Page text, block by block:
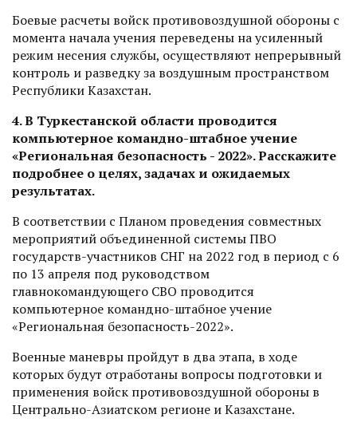
Боевые расчеты войск противовоздушной обороны с
момента начала учения переведены на усиленный
режим несения службы, осуществляют непрерывный
контроль и разведку за воздушным пространством
Республики Казахстан.
4. В Туркестанской области проводится
компьютерное командно-штабное учение
«Региональная безопасность - 2022». Расскажите
подробнее о целях, задачах и ожидаемых
результатах.
В соответствии с Планом проведения совместных
мероприятий объединенной системы ПВО
государств-участников СНГ на 2022 год в период с 6
по 13 апреля под руководством
главнокомандующего СВО проводится
компьютерное командно-штабное учение
«Региональная безопасность-2022».
Военные маневры пройдут в два этапа, в ходе
которых будут отработаны вопросы подготовки и
применения войск противовоздушной обороны в
Центрально-Азиатском регионе и Казахстане.